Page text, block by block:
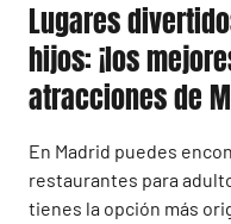
Lugares
hijos: ¡los
atracciones de
En Madrid puedes
restaurantes para
tienes la opción más